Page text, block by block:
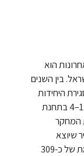
הוא
בין השנים
לסגירת היחידות
הפחמיות הישנות והמזהמות בחדרה, יחידות 1–4 בתחנת
המחקר
שיוצא
מהארובות של חדרה אחראי לתמותה מוקדמת של כ-309